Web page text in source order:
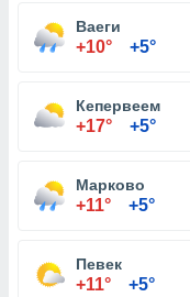
Ваеги
+10° +5°
Кепервеем
+17° +5°
Марково
+11° +5°
Певек
+11° +5°